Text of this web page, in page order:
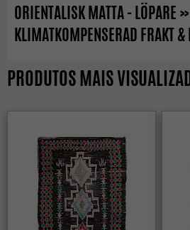
ORIENTALISK MATTA - LÖPARE
KLIMATKOMPENSERAD FRAKT &
PRODUTOS MAIS